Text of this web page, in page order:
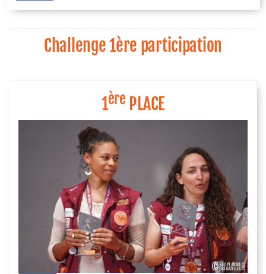
Challenge 1ère participation
1ère PLACE